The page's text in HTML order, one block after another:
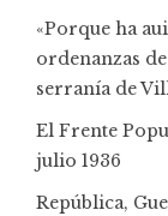
«Porque ha
ordenanzas
serranía de
El Frente
julio 1936
República,